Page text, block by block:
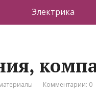
Электрика
Комментарии: 0